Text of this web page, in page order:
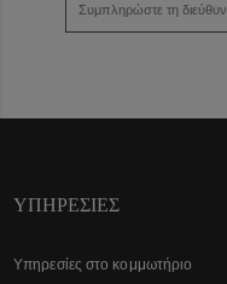
ΥΠΗΡΕΣΊΕΣ
Υπηρεσίες στο κομμωτήριο